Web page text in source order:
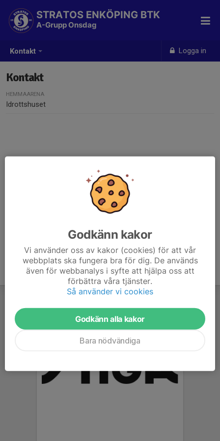
Kontakt Logga in
STRATOS ENKÖPING BTK
A-Grupp Onsdag
Kontakt
HEMMAARENA
Idrottshuset
Godkänn kakor
Vi använder oss av kakor (cookies) för att vår
webbplats ska fungera bra för dig. De används
även för webbanalys i syfte att hjälpa oss att
förbättra våra tjänster.
Så använder vi cookies
Godkänn alla kakor
Bara nödvändiga